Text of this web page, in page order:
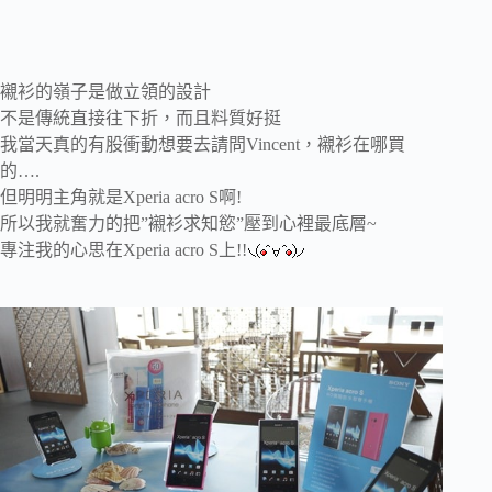
襯衫的嶺子是做立領的設計
不是傳統直接往下折，而且料質好挺
我當天真的有股衝動想要去請問Vincent，襯衫在哪買
的….
但明明主角就是Xperia acro S啊!
所以我就奮力的把”襯衫求知慾”壓到心裡最底層~
專注我的心思在Xperia acro S上!!